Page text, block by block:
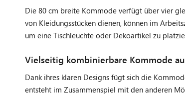
Die 80 cm breite Kommode verfügt über vier
von Kleidungsstücken dienen, können im
um eine Tischleuchte oder Dekoartikel zu
Vielseitig kombinierbare Kommode
Dank ihres klaren Designs fügt sich die
entsteht im Zusammenspiel mit den anderen